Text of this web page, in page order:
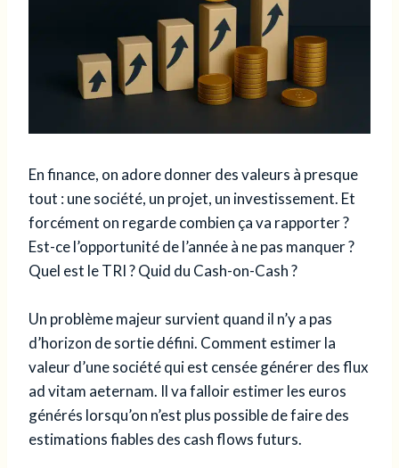
En finance, on adore donner des valeurs à presque
tout : une société, un projet, un investissement. Et
forcément on regarde combien ça va rapporter ?
Est-ce l’opportunité de l’année à ne pas manquer ?
Quel est le TRI ? Quid du Cash-on-Cash ?
Un problème majeur survient quand il n’y a pas
d’horizon de sortie défini. Comment estimer la
valeur d’une société qui est censée générer des flux
ad vitam aeternam. Il va falloir estimer les euros
générés lorsqu’on n’est plus possible de faire des
estimations fiables des cash flows futurs.